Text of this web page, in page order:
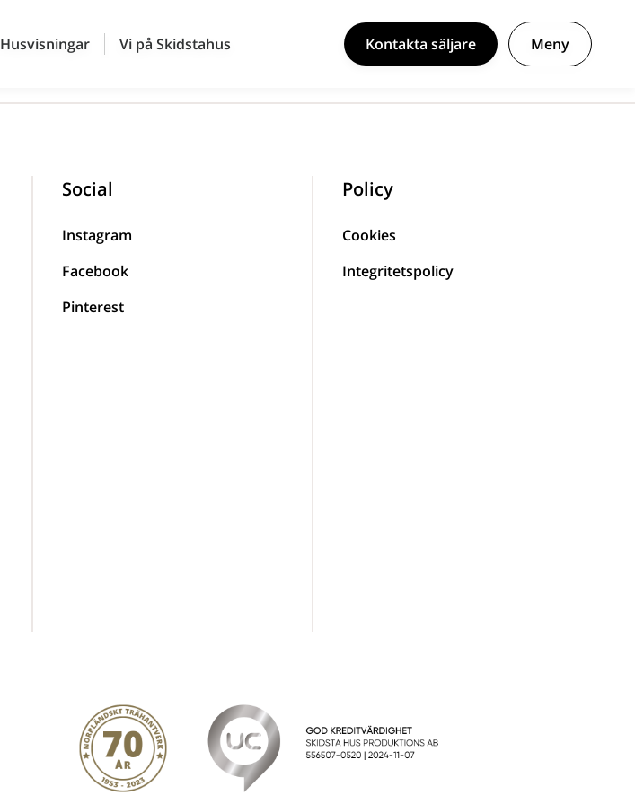
Husvisningar Vi på Skidstahus Kontakta säljare Meny
Social
Instagram
Facebook
Pinterest
Policy
Cookies
Integritetspolicy